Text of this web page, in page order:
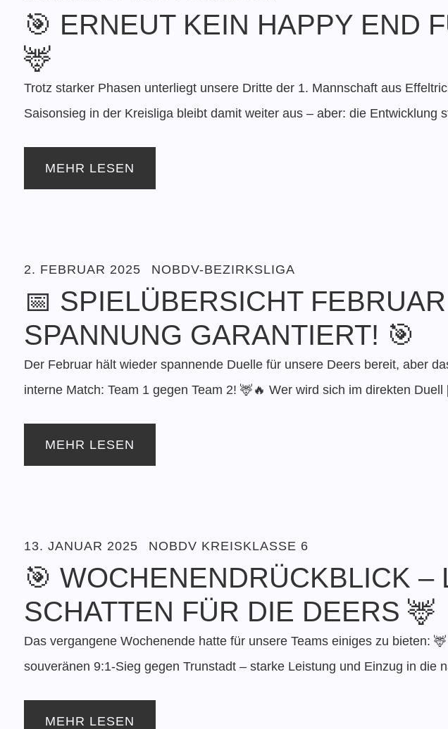
🎯 ERNEUT KEIN HAPPY END
🦌
Trotz starker Phasen unterliegt unsere Dritte der 1. Mannschaft aus
Saisonsieg in der Kreisliga bleibt damit weiter aus – aber: die Entwicklung
MEHR LESEN
2. FEBRUAR 2025 NOBDV-BEZIRKSLIGA
📅 SPIELÜBERSICHT
SPANNUNG GARANTIERT! 🎯
Der Februar hält wieder spannende Duelle für unsere Deers bereit, aber
interne Match: Team 1 gegen Team 2! 🦌🔥 Wer wird sich im direkten
MEHR LESEN
13. JANUAR 2025 NOBDV KREISKLASSE 6
🎯 WOCHENENDRÜCKBLICK –
SCHATTEN FÜR DIE DEERS 🦌
Das vergangene Wochenende hatte für unsere Teams einiges zu bieten:
souveränen 9:1-Sieg gegen Trunstadt – starke Leistung und Einzug in die
MEHR LESEN